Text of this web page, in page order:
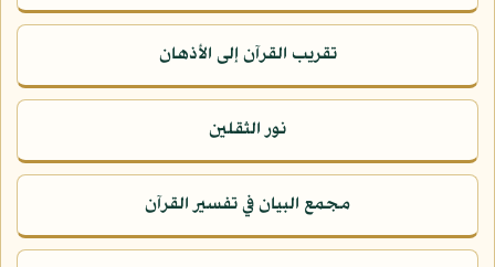
تقريب القرآن إلى الأذهان
نور الثقلين
مجمع البيان في تفسير القرآن